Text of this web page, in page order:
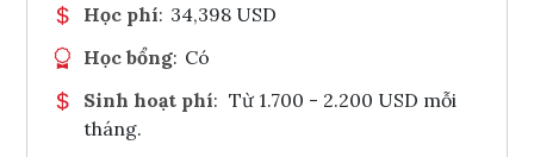
Học phí: 34,398 USD
Học bổng: Có
Sinh hoạt phí: Từ 1.700 - 2.200 USD mỗi
tháng.